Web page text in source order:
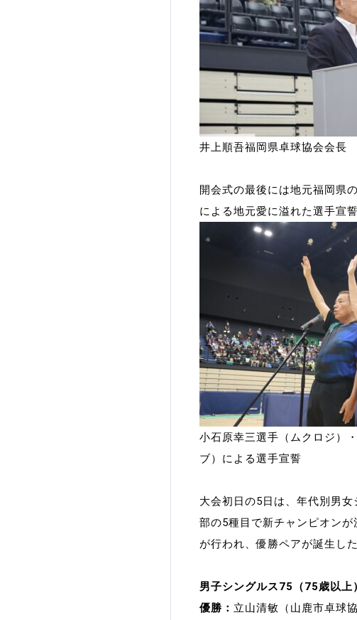
井上順吾福岡県卓球協会会長
開会式の最後には地元福岡県
による地元愛に溢れた選手宣
小石原幸三選手（ムクロジ）
ブ）による選手宣誓
大会初日の5日は、年代別男
部の5種目で新チャンピオン
が行われ、優勝ペアが誕生した
男子シングルス75（75歳以上）
優勝： 立山清敏（山鹿市卓球